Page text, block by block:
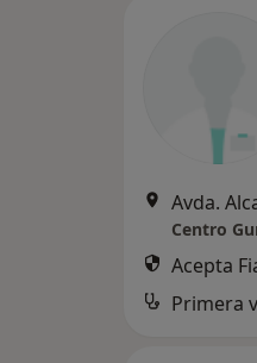
Centro
Acepta
Primera